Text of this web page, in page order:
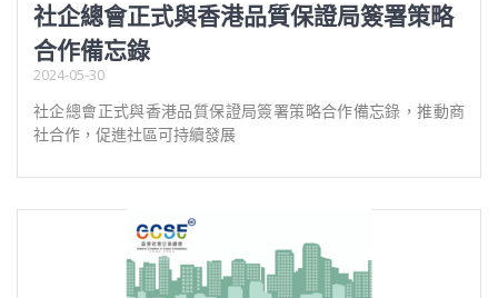
社企總會正式與香港品質保證局簽署策略
合作備忘錄
2024-05-30
社企總會正式與香港品質保證局簽署策略合作備忘錄，推動商
社合作，促進社區可持續發展